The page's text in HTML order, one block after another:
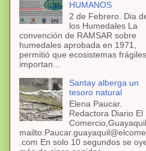
HUMANOS
2 de Febrero. Dia
los Humedales La
convención de RAMSAR sobre
humedales aprobada en 1971,
permitió que ecosistemas
importan...
Santay alberga un
tesoro natural
Elena Paucar.
Redactora Diario El
Comercio,Guayaquil
.com En solo 10 segundos se